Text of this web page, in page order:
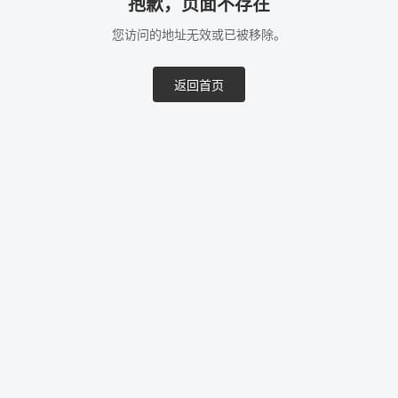
抱歉，页面不存在
您访问的地址无效或已被移除。
返回首页